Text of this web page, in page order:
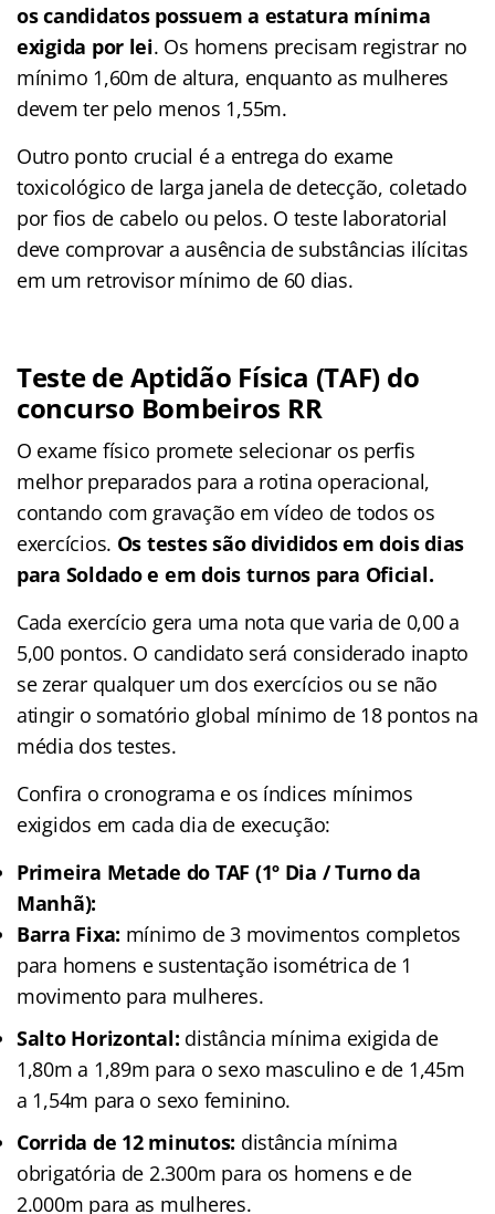
os candidatos possuem a estatura mínima
exigida por lei. Os homens precisam registrar no
mínimo 1,60m de altura, enquanto as mulheres
devem ter pelo menos 1,55m.
Outro ponto crucial é a entrega do exame
toxicológico de larga janela de detecção, coletado
por fios de cabelo ou pelos. O teste laboratorial
deve comprovar a ausência de substâncias ilícitas
em um retrovisor mínimo de 60 dias.
Teste de Aptidão Física (TAF) do
concurso Bombeiros RR
O exame físico promete selecionar os perfis
melhor preparados para a rotina operacional,
contando com gravação em vídeo de todos os
exercícios. Os testes são divididos em dois dias
para Soldado e em dois turnos para Oficial.
Cada exercício gera uma nota que varia de 0,00 a
5,00 pontos. O candidato será considerado inapto
se zerar qualquer um dos exercícios ou se não
atingir o somatório global mínimo de 18 pontos na
média dos testes.
Confira o cronograma e os índices mínimos
exigidos em cada dia de execução:
Primeira Metade do TAF (1º Dia / Turno da
Manhã):
Barra Fixa: mínimo de 3 movimentos completos
para homens e sustentação isométrica de 1
movimento para mulheres.
Salto Horizontal: distância mínima exigida de
1,80m a 1,89m para o sexo masculino e de 1,45m
a 1,54m para o sexo feminino.
Corrida de 12 minutos: distância mínima
obrigatória de 2.300m para os homens e de
2.000m para as mulheres.